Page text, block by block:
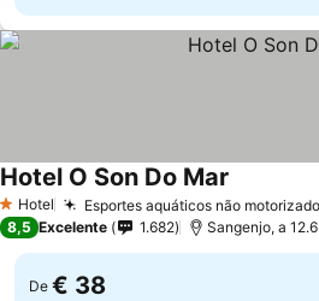
1 Estrelas
Hotel Esportes aquáticos não
Hotel O Son Do Mar
8,5 Excelente 1.682 Sangenjo, a
De € 38